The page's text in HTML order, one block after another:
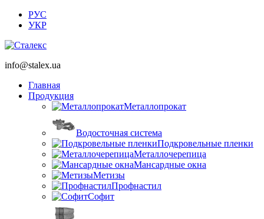
РУС
УКР
info@stalex.ua
Главная
Продукция
Металлопрокат
Водосточная система
Подкровельные пленки
Металлочерепица
Мансардные окна
Метизы
Профнастил
Софит